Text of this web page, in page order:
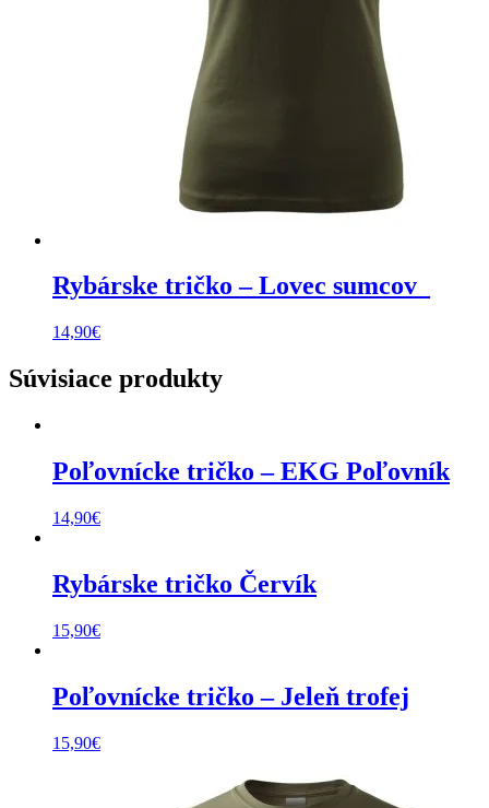
Rybárske tričko – Lovec sumcov_
14,90€
Súvisiace produkty
Poľovnícke tričko – EKG Poľovník
14,90€
Rybárske tričko Červík
15,90€
Poľovnícke tričko – Jeleň trofej
15,90€